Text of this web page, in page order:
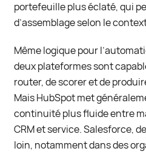
portefeuille plus éclaté, qui
d’assemblage selon le
Même logique pour
deux plateformes sont
router, de scorer et de
Mais HubSpot met
continuité plus fluide entre
CRM et service. Salesforce,
loin, notamment dans des